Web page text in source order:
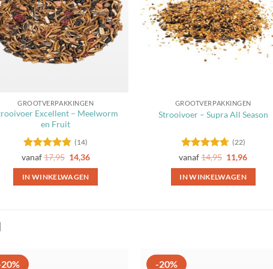
GROOTVERPAKKINGEN
Excellent – Meelworm
en Fruit
Gewaardeerd
(14)
vanaf17,95 14,36
IN WINKELWAGEN
GROOTVERPAKKINGEN
Strooivoer – Supra All Season
Gewaardeerd
(22)
vanaf14,95 11,96
IN WINKELWAGEN
-20%